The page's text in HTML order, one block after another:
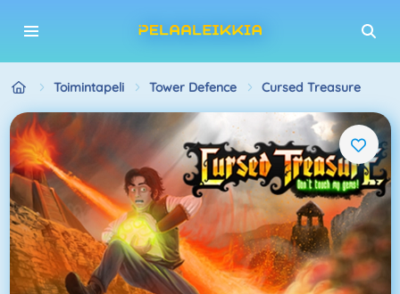
Toimintapeli Tower Defence Cursed Treasure